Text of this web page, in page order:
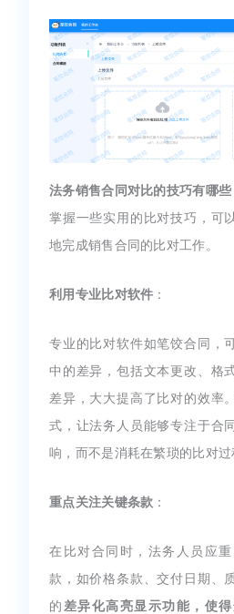
法务销售合同对比的技巧有哪些
掌握一些实用的比对技巧，可
地完成销售合同的比对工作。
利用专业比对软件 ：
专业的比对软件如笔饺合同，
中的差异，包括文本更改、格
差异，大大提高了比对的效率
式，让法务人员能够专注于合
响，而不是消耗在繁琐的比对过
重点关注关键条款 ：
在比对合同时，法务人员应
款，如价格条款、交付日期、
的 差异化高亮显示功能，使